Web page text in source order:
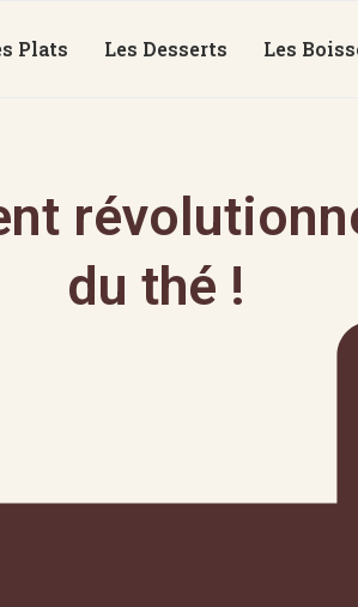
Plats Les Desserts Les
du thé !